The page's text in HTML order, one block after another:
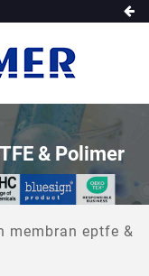
& Polimer
membran eptfe &